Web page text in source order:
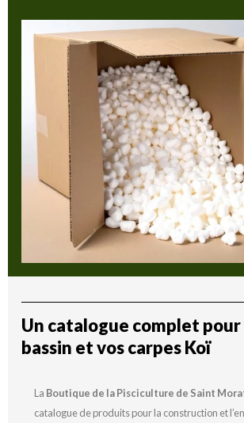
Un catalogue complet
bassin et vos carpes Koï
La Boutique de la Pisciculture de Saint
catalogue de produits pour la construction et